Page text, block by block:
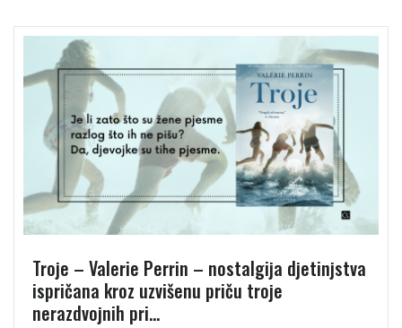
Troje – Valerie Perrin – nostalgija djetinjstva
ispričana kroz uzvišenu priču troje
nerazdvojnih pri...